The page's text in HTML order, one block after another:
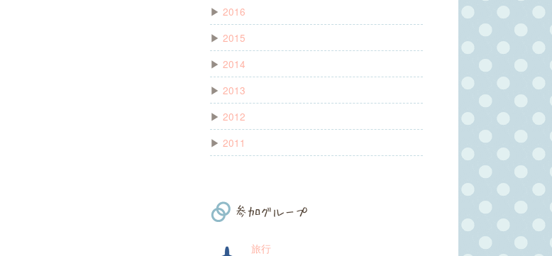
▶ 2016
▶ 2015
▶ 2014
▶ 2013
▶ 2012
▶ 2011
参加グループ
旅行